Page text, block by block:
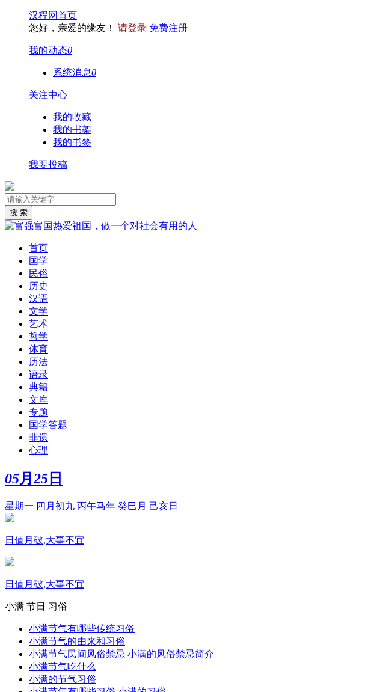
汉程网首页
您好，亲爱的缘友！ 请登录 免费注册
我的动态0
系统消息0
关注中心
我的收藏
我的书架
我的书签
我要投稿
首页
国学
民俗
历史
汉语
文学
艺术
哲学
体育
历法
语录
典籍
文库
专题
国学答题
非遗
心理
05月 25 日
星期一 四月初九 丙午马年 癸巳月 己亥日
日值月破,大事不宜
日值月破,大事不宜
小满 节日 习俗
小满节气有哪些传统习俗
小满节气的由来和习俗
小满节气民间风俗禁忌 小满的风俗禁忌简介
小满节气吃什么
小满的节气习俗